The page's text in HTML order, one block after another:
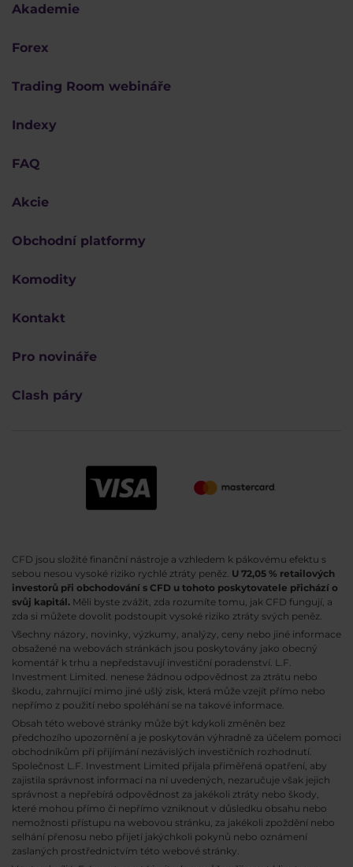
Akademie
Forex
Trading Room webináře
Indexy
FAQ
Akcie
Obchodní platformy
Komodity
Kontakt
Pro novináře
Clash páry
CFD jsou složité finanční nástroje a vzhledem k pákovému efektu s
sebou nesou vysoké riziko rychlé ztráty peněz. U 72,05 % retailových
investorů při obchodování s CFD u tohoto poskytovatele přichází o
svůj kapitál. Měli byste zvážit, zda rozumíte tomu, jak CFD fungují, a
zda si můžete dovolit podstoupit vysoké riziko ztráty svých peněz.
Všechny názory, novinky, výzkumy, analýzy, ceny nebo jiné informace
obsažené na webovách stránkách jsou poskytovány jako obecný
komentář k trhu a nepředstavují investiční poradenství. L.F.
Investment Limited. nenese žádnou odpovědnost za ztrátu nebo
škodu, zahrnující mimo jiné ušlý zisk, která může vzejít přímo nebo
nepřímo z použití nebo spoléhání se na takové informace.
Obsah této webové stránky může být kdykoli změněn bez
předchozího upozornění a je poskytován výhradně za účelem pomoci
obchodníkům při přijímání nezávislých investičních rozhodnutí.
Společnost L.F. Investment Limited přijala přiměřená opatření, aby
zajistila správnost informací na ní uvedených, nezaručuje však jejich
správnost a nepřebírá odpovědnost za jakékoli ztráty nebo škody,
které mohou přímo či nepřímo vzniknout v důsledku obsahu nebo
nemožnosti přístupu na webovou stránku, za jakékoli zpoždění nebo
selhání přenosu nebo přijetí jakýchkoli pokynů nebo oznámení
zaslaných prostřednictvím této webové stránky.